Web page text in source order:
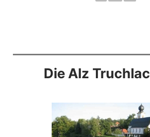
Die Alz